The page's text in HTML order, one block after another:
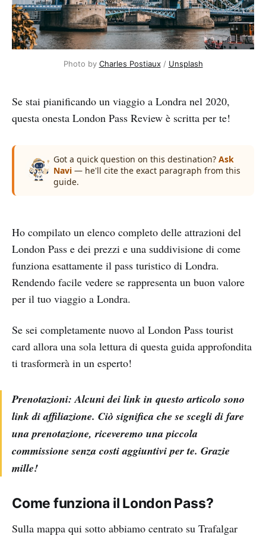
Photo by Charles Postiaux / Unsplash
Se stai pianificando un viaggio a Londra nel 2020,
questa onesta London Pass Review è scritta per te!
Got a quick question on this destination? Ask
Navi — he'll cite the exact paragraph from this
guide.
Ho compilato un elenco completo delle attrazioni del
London Pass e dei prezzi e una suddivisione di come
funziona esattamente il pass turistico di Londra.
Rendendo facile vedere se rappresenta un buon valore
per il tuo viaggio a Londra.
Se sei completamente nuovo al London Pass tourist
card allora una sola lettura di questa guida approfondita
ti trasformerà in un esperto!
Prenotazioni: Alcuni dei link in questo articolo sono
link di affiliazione. Ciò significa che se scegli di fare
una prenotazione, riceveremo una piccola
commissione senza costi aggiuntivi per te. Grazie
mille!
Come funziona il London Pass?
Sulla mappa qui sotto abbiamo centrato su Trafalgar